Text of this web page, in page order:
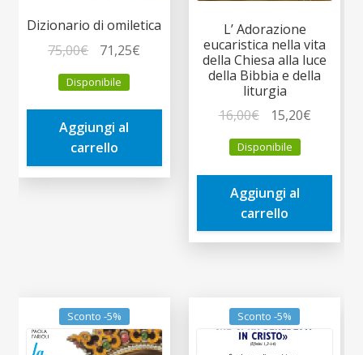
Dizionario di omiletica
75,00€
prezzo
originale
era:
75,00€.
71,25€
è:
Disponibile
Aggiungi al
carrello
L’ Adorazione
eucaristica nella vita
della Chiesa alla luce
della Bibbia e della
liturgia
16,00€
prezzo
originale
era:
16,00€.
15,20€Il
è:
Disponibile
Aggiungi al
carrello
Sconto -5% Sconto -5%